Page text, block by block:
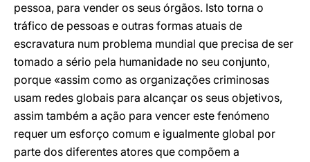
pessoa, para vender os seus órgãos. Isto torna o
tráfico de pessoas e outras formas atuais de
escravatura num problema mundial que precisa de ser
tomado a sério pela humanidade no seu conjunto,
porque «assim como as organizações criminosas
usam redes globais para alcançar os seus objetivos,
assim também a ação para vencer este fenómeno
requer um esforço comum e igualmente global por
parte dos diferentes atores que compõem a